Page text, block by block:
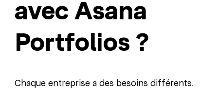
avec Asana
Portfolios ?
Chaque entreprise a des besoins différents.